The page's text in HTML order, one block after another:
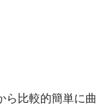
ら比較的簡単に曲